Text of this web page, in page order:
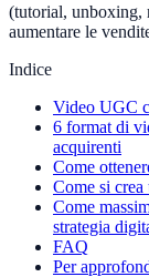
(tutorial, unboxing,
aumentare le
Indice
Video UGC
6 format di
acquirenti
Come
Come si
Come
strategia
FAQ
Per